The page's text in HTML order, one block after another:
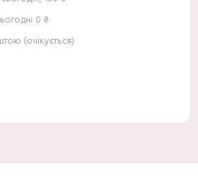
0 ₴
(очікується)